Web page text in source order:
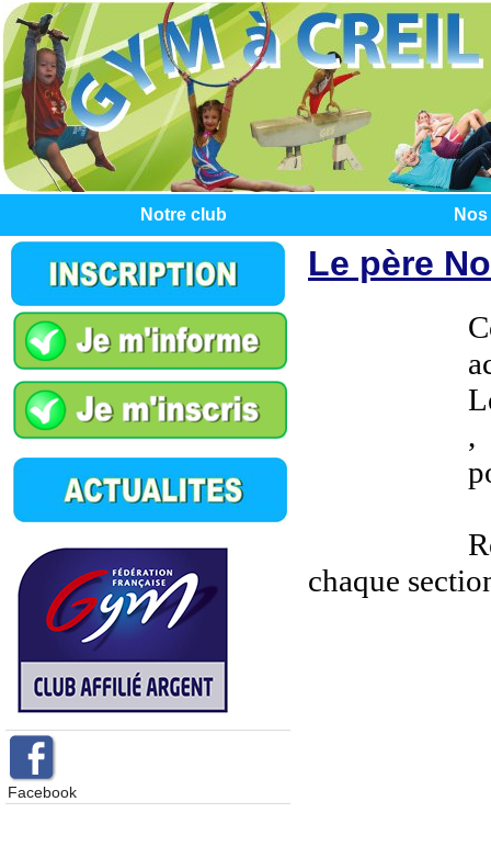
Notre club
Facebook
Le père
,
chaque